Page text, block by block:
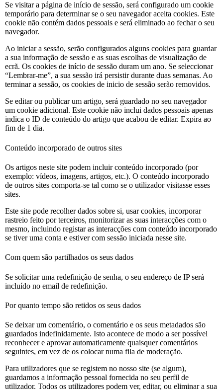
Se visitar a página de início de sessão, será configurado um cookie
temporário para determinar se o seu navegador aceita cookies. Este
cookie não contém dados pessoais e será eliminado ao fechar o seu
navegador.
Ao iniciar a sessão, serão configurados alguns cookies para guardar
a sua informação de sessão e as suas escolhas de visualização de
ecrã. Os cookies de início de sessão duram um ano. Se seleccionar
“Lembrar-me”, a sua sessão irá persistir durante duas semanas. Ao
terminar a sessão, os cookies de inicio de sessão serão removidos.
Se editar ou publicar um artigo, será guardado no seu navegador
um cookie adicional. Este cookie não inclui dados pessoais apenas
indica o ID de conteúdo do artigo que acabou de editar. Expira ao
fim de 1 dia.
Conteúdo incorporado de outros sites
Os artigos neste site podem incluir conteúdo incorporado (por
exemplo: vídeos, imagens, artigos, etc.). O conteúdo incorporado
de outros sites comporta-se tal como se o utilizador visitasse esses
sites.
Este site pode recolher dados sobre si, usar cookies, incorporar
rastreio feito por terceiros, monitorizar as suas interacções com o
mesmo, incluindo registar as interacções com conteúdo incorporado
se tiver uma conta e estiver com sessão iniciada nesse site.
Com quem são partilhados os seus dados
Se solicitar uma redefinição de senha, o seu endereço de IP será
incluído no email de redefinição.
Por quanto tempo são retidos os seus dados
Se deixar um comentário, o comentário e os seus metadados são
guardados indefinidamente. Isto acontece de modo a ser possível
reconhecer e aprovar automaticamente quaisquer comentários
seguintes, em vez de os colocar numa fila de moderação.
Para utilizadores que se registem no nosso site (se algum),
guardamos a informação pessoal fornecida no seu perfil de
utilizador. Todos os utilizadores podem ver, editar, ou eliminar a sua